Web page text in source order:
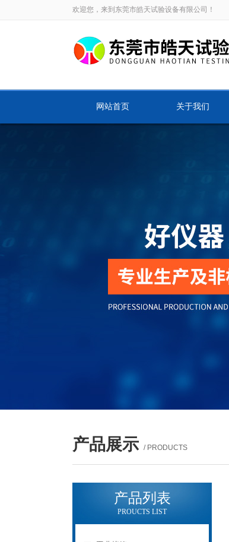
欢迎您，来到东莞市皓天试验设备有限公司！
网站首页 关于我们
产品展示 / PRODUCTS
产品列表
PROUCTS LIST